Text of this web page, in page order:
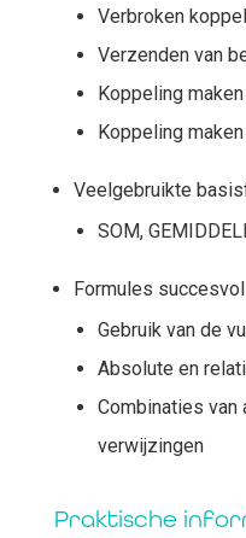
Verbroken
Verzenden van
Koppeling
Koppeling
Veelgebruikte
SOM,
Formules
Gebruik van de
Absolute en
Combinaties van
verwijzingen
Praktische